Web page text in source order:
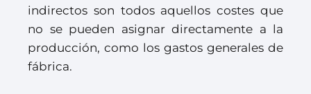
indirectos son todos aquellos costes que
no se pueden asignar directamente a la
producción, como los gastos generales de
fábrica.